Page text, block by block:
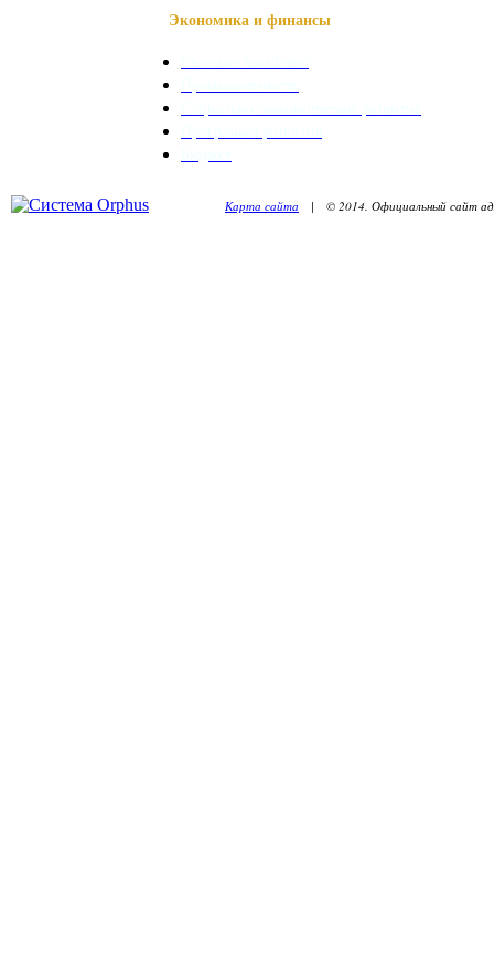
Экономика и финансы
Карта сайта | © 2014. Официальный сайт